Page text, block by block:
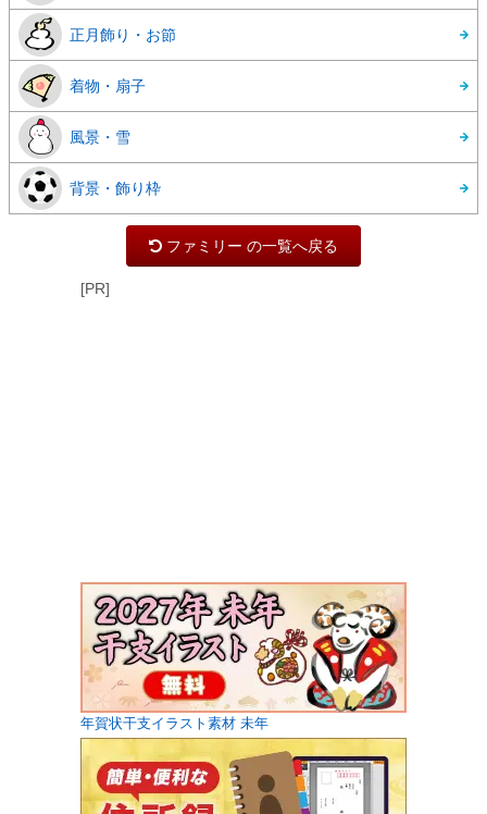
正月飾り・お節
着物・扇子
風景・雪
背景・飾り枠
ファミリー の一覧へ戻る
[PR]
年賀状干支イラスト素材 未年